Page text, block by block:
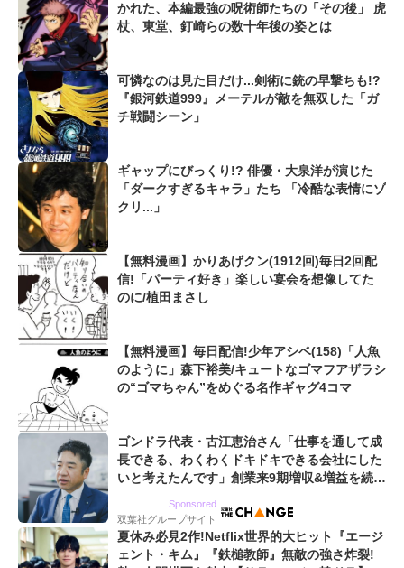
かれた、本編最強の呪術師たちの「その後」 虎
杖、東堂、釘崎らの数十年後の姿とは
可憐なのは見た目だけ...剣術に銃の早撃ちも!?
『銀河鉄道999』メーテルが敵を無双した「ガ
チ戦闘シーン」
ギャップにびっくり!? 俳優・大泉洋が演じた
「ダークすぎるキャラ」たち 「冷酷な表情にゾ
クリ...」
【無料漫画】かりあげクン(1912回)毎日2回配
信!「パーティ好き」楽しい宴会を想像してた
のに/植田まさし
【無料漫画】毎日配信!少年アシベ(158)「人魚
のように」森下裕美/キュートなゴマフアザラシ
の“ゴマちゃん”をめぐる名作ギャグ4コマ
ゴンドラ代表・古江恵治さん「仕事を通して成
長できる、わくわくドキドキできる会社にした
いと考えたんです」創業来9期増収&増益を続け
Sponsored
双葉社グループサイト
夏休み必見2作!Netflix世界的大ヒット『エージ
ェント・キム』『鉄槌教師』無敵の強さ炸裂!